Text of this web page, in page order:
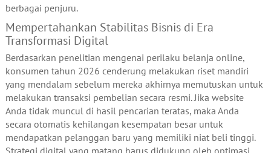
berbagai penjuru.
Mempertahankan Stabilitas Bisnis di Era
Transformasi Digital
Berdasarkan penelitian mengenai perilaku belanja online,
konsumen tahun 2026 cenderung melakukan riset mandiri
yang mendalam sebelum mereka akhirnya memutuskan untuk
melakukan transaksi pembelian secara resmi. Jika website
Anda tidak muncul di hasil pencarian teratas, maka Anda
secara otomatis kehilangan kesempatan besar untuk
mendapatkan pelanggan baru yang memiliki niat beli tinggi.